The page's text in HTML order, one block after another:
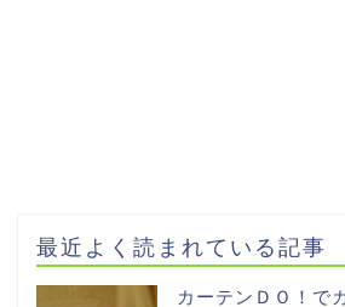
最近よく読まれている記事
カーテンＤＯ！で